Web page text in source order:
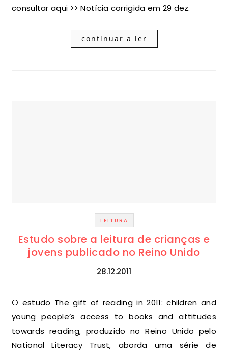
consultar aqui >> Notícia corrigida em 29 dez.
continuar a ler
LEITURA
Estudo sobre a leitura de crianças e
jovens publicado no Reino Unido
28.12.2011
O estudo The gift of reading in 2011: children and
young people’s access to books and attitudes
towards reading, produzido no Reino Unido pelo
National Literacy Trust, aborda uma série de